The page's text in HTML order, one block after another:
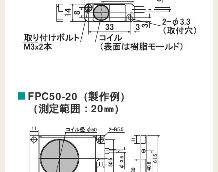
FPC50-20（製作例）
（測定範囲：20㎜）